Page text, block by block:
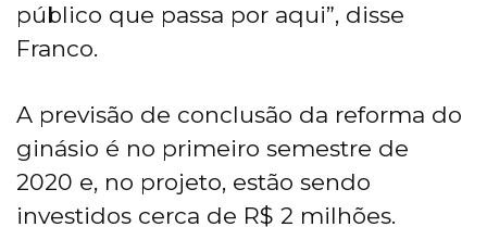
público que passa por aqui”, disse
Franco.
A previsão de conclusão da reforma do
ginásio é no primeiro semestre de
2020 e, no projeto, estão sendo
investidos cerca de R$ 2 milhões.